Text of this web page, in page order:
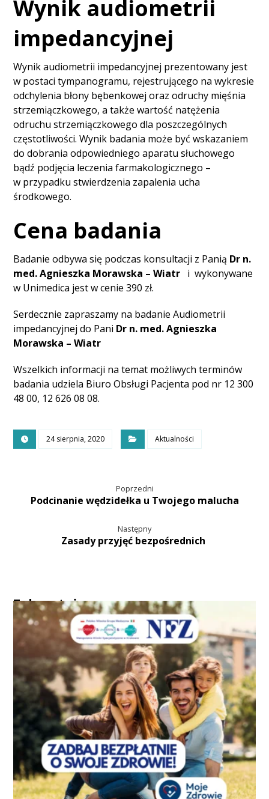
Wynik audiometrii
impedancyjnej
Wynik audiometrii impedancyjnej prezentowany jest
w postaci tympanogramu, rejestrującego na wykresie
odchylenia błony bębenkowej oraz odruchy mięśnia
strzemiączkowego, a także wartość natężenia
odruchu strzemiączkowego dla poszczególnych
częstotliwości. Wynik badania może być wskazaniem
do dobrania odpowiedniego aparatu słuchowego
bądź podjęcia leczenia farmakologicznego –
w przypadku stwierdzenia zapalenia ucha
środkowego.
Cena badania
Badanie odbywa się podczas konsultacji z Panią Dr n.
med. Agnieszka Morawska – Wiatr i wykonywane
w Unimedica jest w cenie 390 zł.
Serdecznie zapraszamy na badanie Audiometrii
impedancyjnej do Pani Dr n. med. Agnieszka
Morawska – Wiatr
Wszelkich informacji na temat możliwych terminów
badania udziela Biuro Obsługi Pacjenta pod nr 12 300
48 00, 12 626 08 08.
24 sierpnia, 2020 Aktualności
Poprzedni
Podcinanie wędzidełka u Twojego malucha
Następny
Zasady przyjęć bezpośrednich
Zobacz też...